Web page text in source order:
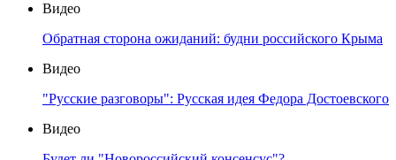
Видео
Обратная сторона ожиданий: будни российского Крыма
Видео
"Русские разговоры": Русская идея Федора Достоевского
Видео